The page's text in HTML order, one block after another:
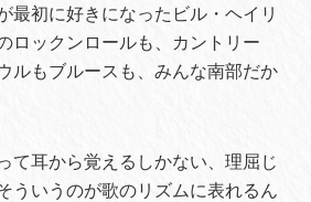
最初に好きになったビル・ヘイリ
ロックンロールも、カントリー
ルもブルースも、みんな南部だか
て耳から覚えるしかない、理屈じ
ういうのが歌のリズムに表れるん